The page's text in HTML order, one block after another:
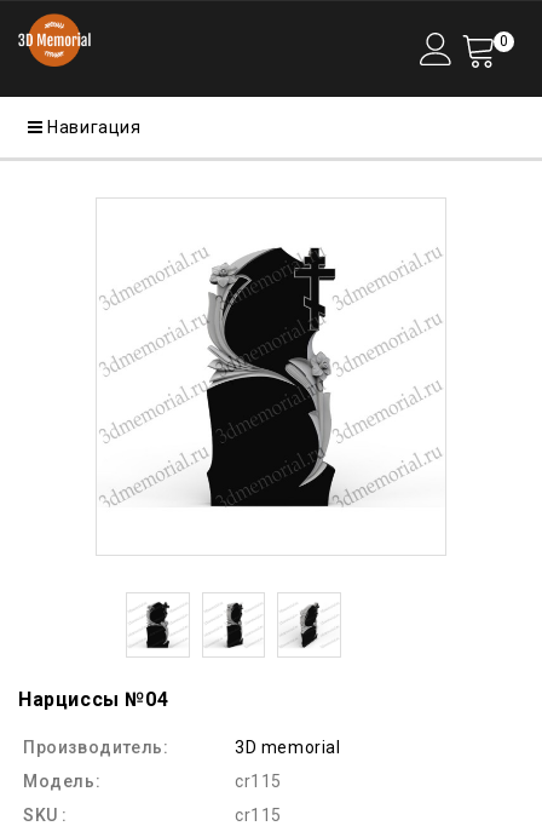
0
Навигация
Нарциссы №04
Производитель:
3D memorial
Модель:
cr115
SKU :
cr115